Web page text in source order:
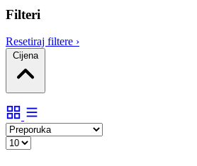
Filteri
Resetiraj filtere ›
Cijena